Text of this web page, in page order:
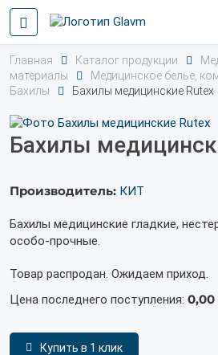
Главная Каталог продукции
материалы
Медицинское белье,
Бахилы
Бахилы медицинские Rutex
Бахилы
Производитель: КИТ
Бахилы медицинские гладкие,
особо-прочные.
Товар распродан. Ожидаем приход.
Цена последнего поступления: 0,00
Купить в 1 клик